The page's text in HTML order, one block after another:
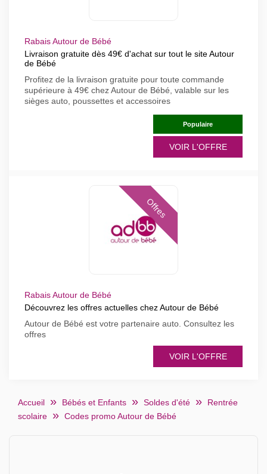
Rabais Autour de Bébé
Livraison gratuite dès 49€ d'achat sur tout le site Autour
de Bébé
Profitez de la livraison gratuite pour toute commande
supérieure à 49€ chez Autour de Bébé, valable sur les
sièges auto, poussettes et accessoires
Populaire
VOIR L'OFFRE
Offres
Rabais Autour de Bébé
Découvrez les offres actuelles chez Autour de Bébé
Autour de Bébé est votre partenaire auto. Consultez les
offres
VOIR L'OFFRE
Accueil Bébés et Enfants Soldes d'été
Rentrée
scolaire
Codes promo Autour de Bébé